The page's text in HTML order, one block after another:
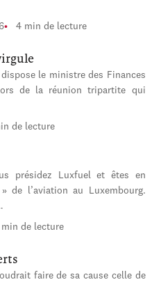
4 min de lecture
le ministre des Finances
de la réunion tripartite qui
de lecture
présidez Luxfuel et êtes en
de l’aviation au Luxembourg.
min de lecture
faire de sa cause celle de